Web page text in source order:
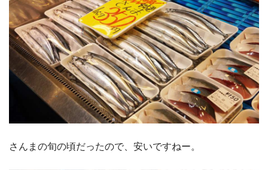
さんまの旬の頃だったので、安いですねー。